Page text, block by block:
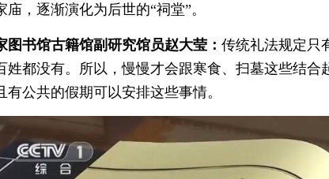
庙，逐渐演化为后世的“祠堂”。
图书馆古籍馆副研究馆员赵大莹： 传统礼法规定只
姓都没有。所以，慢慢才会跟寒食、扫墓这些结
有公共的假期可以安排这些事情。